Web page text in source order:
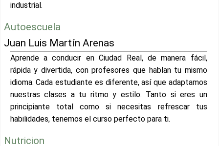
industrial.
Autoescuela
Juan Luis Martín Arenas
Aprende a conducir en Ciudad Real, de manera fácil,
rápida y divertida, con profesores que hablan tu mismo
idioma. Cada estudiante es diferente, así que adaptamos
nuestras clases a tu ritmo y estilo. Tanto si eres un
principiante total como si necesitas refrescar tus
habilidades, tenemos el curso perfecto para ti.
Nutricion